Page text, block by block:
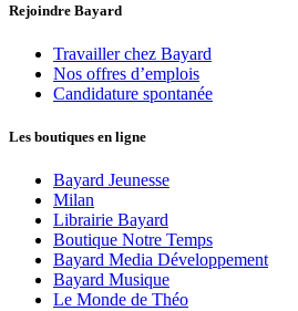
Rejoindre Bayard
Travailler chez Bayard
Nos offres d’emplois
Candidature spontanée
Les boutiques en ligne
Bayard Jeunesse
Milan
Librairie Bayard
Boutique Notre Temps
Bayard Media Développement
Bayard Musique
Le Monde de Théo